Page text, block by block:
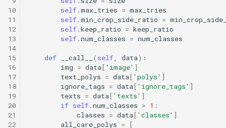
10
11
12
13
14
15
16
17
18
19
20
21
22
self.max_tries = max_tries
self.min_crop_side_ratio =
self.keep_ratio = keep_ratio
self.num_classes = num_classes
def __call__ ( self, data):
img = data [ 'image' ]
text_polys = data [ 'polys' ]
ignore_tags = data [ 'ignore_tags' ]
texts = data [ 'texts' ]
if self.num_classes > 1 :
classes = data [ 'classes' ]
all_care_polys =
[